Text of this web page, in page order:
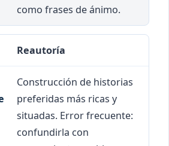
como frases de ánimo.
Reautoría
Construcción de historias
preferidas más ricas y
situadas. Error frecuente:
confundirla con